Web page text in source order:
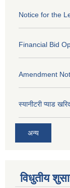
Notice for the
Financial Bid
Amendment
स्यानीटरी प्याड
अन्य
विधुतीय